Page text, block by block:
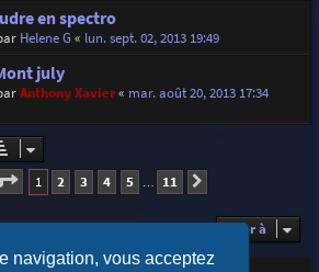
navigation, vous acceptez
en spectro
Helene G« lun. sept. 02, 2013 19:49
july
Anthony Xavier« mar. août 20, 2013 17:34
Page 1sur 11
1 2 3 4 5 11
Aller à